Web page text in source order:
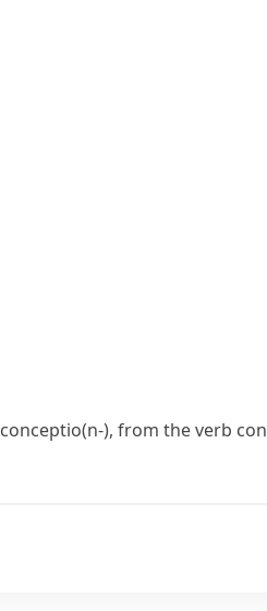
conceptio(n-), from the verb